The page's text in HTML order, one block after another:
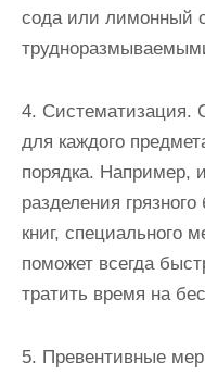
сода или лимонный
4. Систематизация.
для каждого
порядка. Например,
разделения
книг, специального
поможет всегда
тратить время на
5. Превентивные